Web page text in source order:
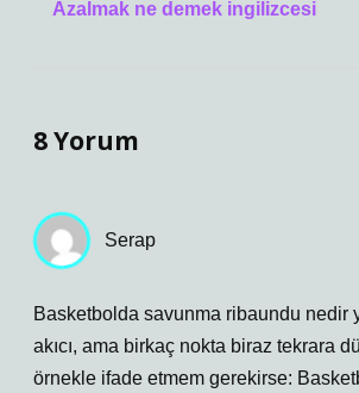
Azalmak ne demek ingilizcesi
8 Yorum
Serap
Basketbolda savunma ribaundu nedir
akıcı, ama birkaç nokta biraz tekrara
örnekle ifade etmem gerekirse: